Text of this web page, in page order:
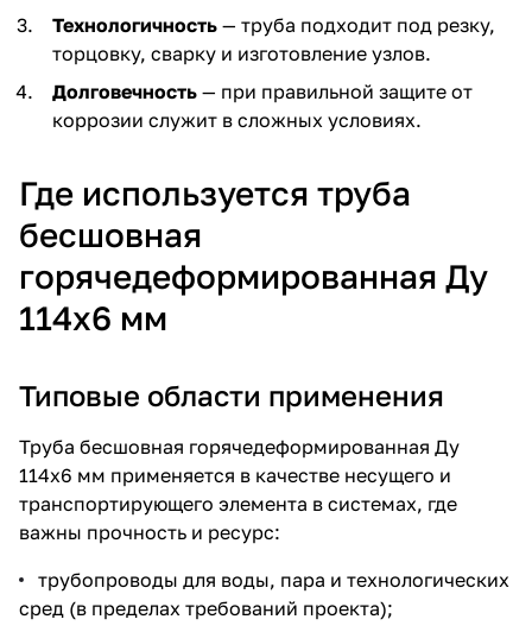
Технологичность — труба подходит под резку,
торцовку, сварку и изготовление узлов.
Долговечность — при правильной защите от
коррозии служит в сложных условиях.
Где используется труба
бесшовная
горячедеформированная Ду
114х6 мм
Типовые области применения
Труба бесшовная горячедеформированная Ду
114х6 мм применяется в качестве несущего и
транспортирующего элемента в системах, где
важны прочность и ресурс:
трубопроводы для воды, пара и технологических
сред (в пределах требований проекта);